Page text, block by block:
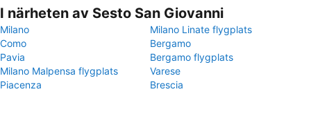
I närheten av Sesto San Giovanni
Milano
Milano Linate flygplats
Como
Bergamo
Pavia
Bergamo flygplats
Milano Malpensa flygplats
Varese
Piacenza
Brescia